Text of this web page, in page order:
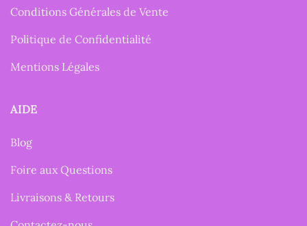
Conditions Générales de Vente
Politique de Confidentialité
Mentions Légales
AIDE
Blog
Foire aux Questions
Livraisons & Retours